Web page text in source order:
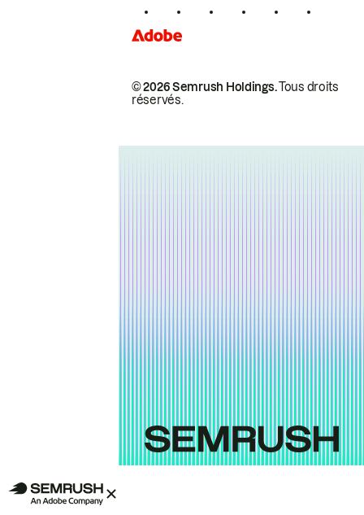
© 2026 Semrush Holdings.Tous droits
réservés.